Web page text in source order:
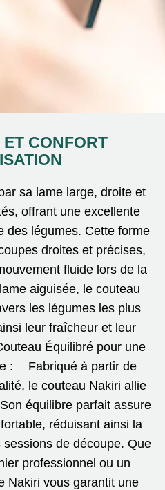
CONFORT
sa lame large, droite et
offrant une excellente
des légumes. Cette forme
droites et précises,
fluide lors de la
aiguisée, le couteau
les légumes les plus
leur fraîcheur et leur
Équilibré pour une
: Fabriqué à partir de
le couteau Nakiri allie
équilibre parfait assure
réduisant ainsi la
de découpe. Que
professionnel ou un
Nakiri vous garantit une